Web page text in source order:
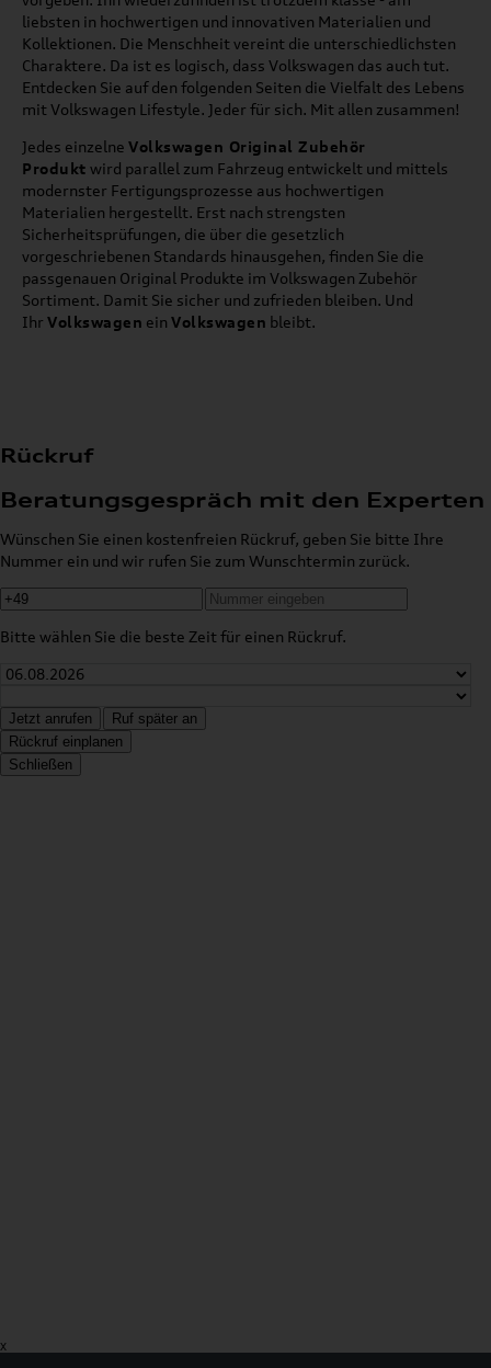
liebsten in hochwertigen und innovativen Materialien und
Kollektionen. Die Menschheit vereint die unterschiedlichsten
Charaktere. Da ist es logisch, dass Volkswagen das auch tut.
Entdecken Sie auf den folgenden Seiten die Vielfalt des Lebens
mit Volkswagen Lifestyle. Jeder für sich. Mit allen zusammen!
Jedes einzelne Volkswagen Original Zubehör
Produkt wird parallel zum Fahrzeug entwickelt und mittels
modernster Fertigungsprozesse aus hochwertigen
Materialien hergestellt. Erst nach strengsten
Sicherheitsprüfungen, die über die gesetzlich
vorgeschriebenen Standards hinausgehen, finden Sie die
passgenauen Original Produkte im Volkswagen Zubehör
Sortiment. Damit Sie sicher und zufrieden bleiben. Und
Ihr Volkswagen ein Volkswagen bleibt.
Rückruf
Beratungsgespräch mit den Experten
Wünschen Sie einen kostenfreien Rückruf, geben Sie bitte Ihre
Nummer ein und wir rufen Sie zum Wunschtermin zurück.
Bitte wählen Sie die beste Zeit für einen Rückruf.
Jetzt anrufen
Ruf später an
Rückruf einplanen
Schließen
X